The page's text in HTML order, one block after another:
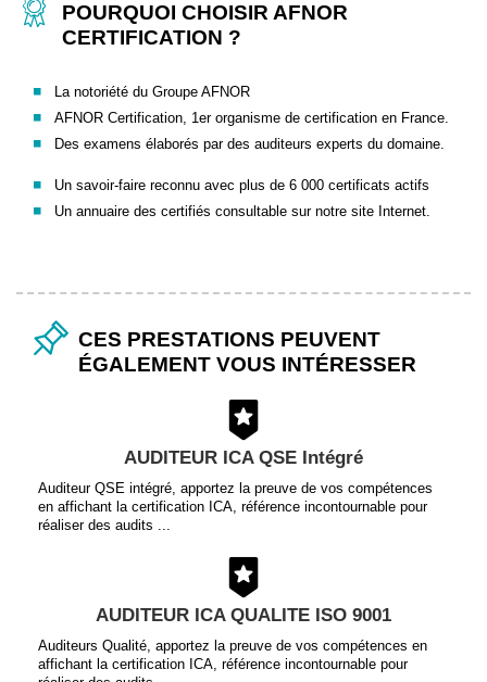
POURQUOI CHOISIR AFNOR
CERTIFICATION ?
La notoriété du Groupe AFNOR
AFNOR Certification, 1er organisme de certification en France.
Des examens élaborés par des auditeurs experts du domaine.
Un savoir-faire reconnu avec plus de 6 000 certificats actifs
Un annuaire des certifiés consultable sur notre site Internet.
CES PRESTATIONS PEUVENT
ÉGALEMENT VOUS INTÉRESSER
AUDITEUR ICA QSE Intégré
Auditeur QSE intégré, apportez la preuve de vos compétences
en affichant la certification ICA, référence incontournable pour
réaliser des audits ...
AUDITEUR ICA QUALITE ISO 9001
Auditeurs Qualité, apportez la preuve de vos compétences en
affichant la certification ICA, référence incontournable pour